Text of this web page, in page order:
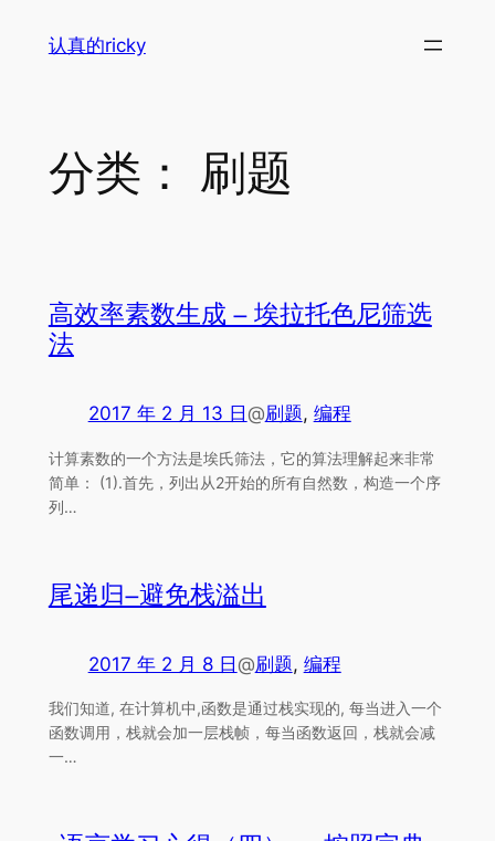
认真的ricky
分类： 刷题
高效率素数生成 – 埃拉托色尼筛选
法
2017 年 2 月 13 日 @刷题, 编程
计算素数的一个方法是埃氏筛法，它的算法理解起来非常
简单： (1).首先，列出从2开始的所有自然数，构造一个序
列…
尾递归–避免栈溢出
2017 年 2 月 8 日 @刷题, 编程
我们知道, 在计算机中,函数是通过栈实现的, 每当进入一个
函数调用，栈就会加一层栈帧，每当函数返回，栈就会减
一…